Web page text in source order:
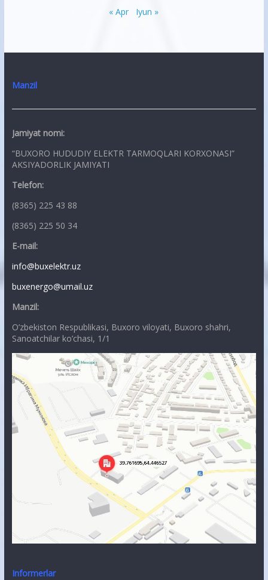
« Apr Iyun »
Manzil
Jamiyat nomi:
“BUXORO HUDUDIY ELEKTR TARMOQLARI KORXONASI”
AKSIYADORLIK JAMIYATI
Telefon:
(8365) 225 43 88
(8365) 225 50 34
E-mail:
info@buxelektr.uz
buxenergo@umail.uz
Manzil:
O’zbekiston Respublikasi, Buxoro viloyati, Buxoro shahri,
Sanoatchilar ko’chasi, 1/1
Informerlar